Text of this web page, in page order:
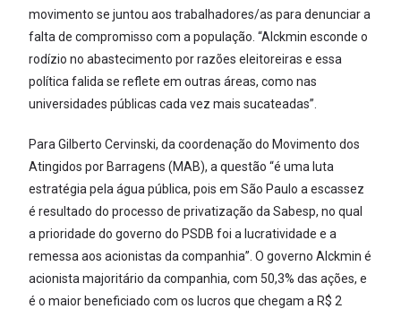
movimento se juntou aos trabalhadores/as para denunciar a
falta de compromisso com a população. “Alckmin esconde o
rodízio no abastecimento por razões eleitoreiras e essa
política falida se reflete em outras áreas, como nas
universidades públicas cada vez mais sucateadas”.
Para Gilberto Cervinski, da coordenação do Movimento dos
Atingidos por Barragens (MAB), a questão “é uma luta
estratégia pela água pública, pois em São Paulo a escassez
é resultado do processo de privatização da Sabesp, no qual
a prioridade do governo do PSDB foi a lucratividade e a
remessa aos acionistas da companhia”. O governo Alckmin é
acionista majoritário da companhia, com 50,3% das ações, e
é o maior beneficiado com os lucros que chegam a R$ 2